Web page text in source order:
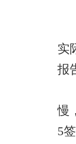
实
报
慢
5